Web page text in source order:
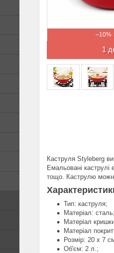
–10%
1
Каструля Styleberg
Емальовані каструлі
тощо. Каструлю
Тип: каструля;
Матеріал: сталь;
Матеріал
Матеріал
Розмір: 20 х 7
Об'єм: 2 л.;